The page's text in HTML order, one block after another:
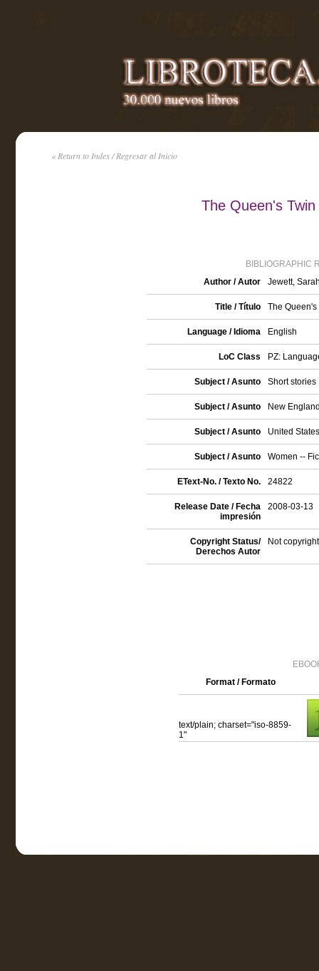
« Return to Index / Regresar al Inicio
The Queen's
BIBLIOGRAPHIC
Author / Autor
Jewett,
Title / Título The Queen's
Language / Idioma English
LoC Class PZ:
Subject / Asunto Short stories
Subject / Asunto New
Subject / Asunto United
Subject / Asunto Women --
EText-No. / Texto No. 24822
Release Date / Fecha
impresión
2008-03-13
Copyright Status/
Derechos Autor
Not
Format / Formato
text/plain; charset="iso-8859-
1"